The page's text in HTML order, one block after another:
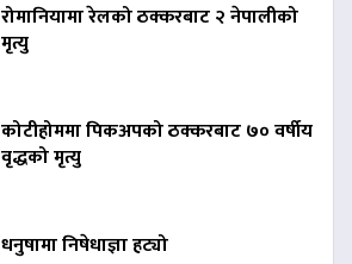
रोमानियामा रेलको ठक्करबाट २ नेपालीको
मृत्यु
कोटीहोममा पिकअपको ठक्करबाट ७० वर्षीय
वृद्धको मृत्यु
धनुषामा निषेधाज्ञा हट्यो